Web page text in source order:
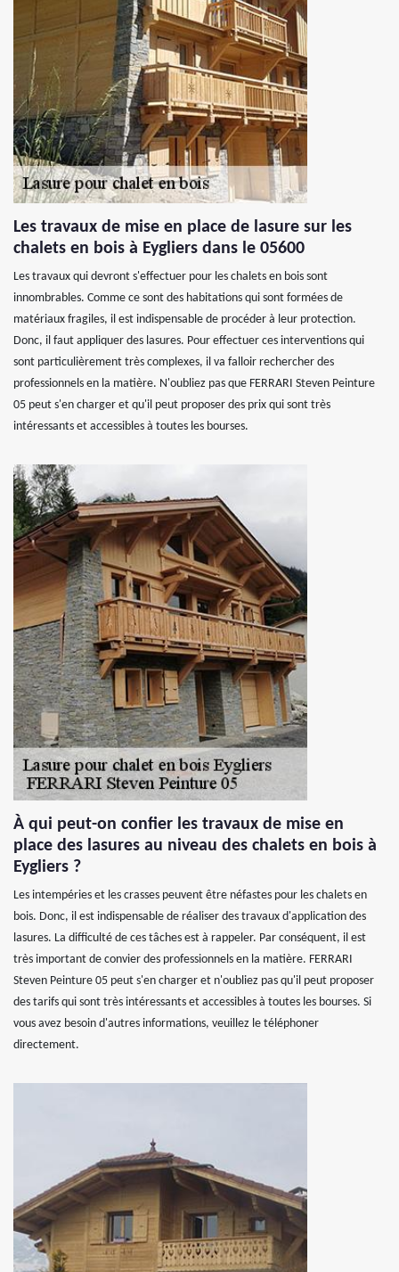
Les travaux de mise en place de lasure sur les
chalets en bois à Eygliers dans le 05600
Les travaux qui devront s'effectuer pour les chalets en bois sont
innombrables. Comme ce sont des habitations qui sont formées de
matériaux fragiles, il est indispensable de procéder à leur protection.
Donc, il faut appliquer des lasures. Pour effectuer ces interventions qui
sont particulièrement très complexes, il va falloir rechercher des
professionnels en la matière. N'oubliez pas que FERRARI Steven Peinture
05 peut s'en charger et qu'il peut proposer des prix qui sont très
intéressants et accessibles à toutes les bourses.
À qui peut-on confier les travaux de mise en
place des lasures au niveau des chalets en bois à
Eygliers ?
Les intempéries et les crasses peuvent être néfastes pour les chalets en
bois. Donc, il est indispensable de réaliser des travaux d'application des
lasures. La difficulté de ces tâches est à rappeler. Par conséquent, il est
très important de convier des professionnels en la matière. FERRARI
Steven Peinture 05 peut s'en charger et n'oubliez pas qu'il peut proposer
des tarifs qui sont très intéressants et accessibles à toutes les bourses. Si
vous avez besoin d'autres informations, veuillez le téléphoner
directement.